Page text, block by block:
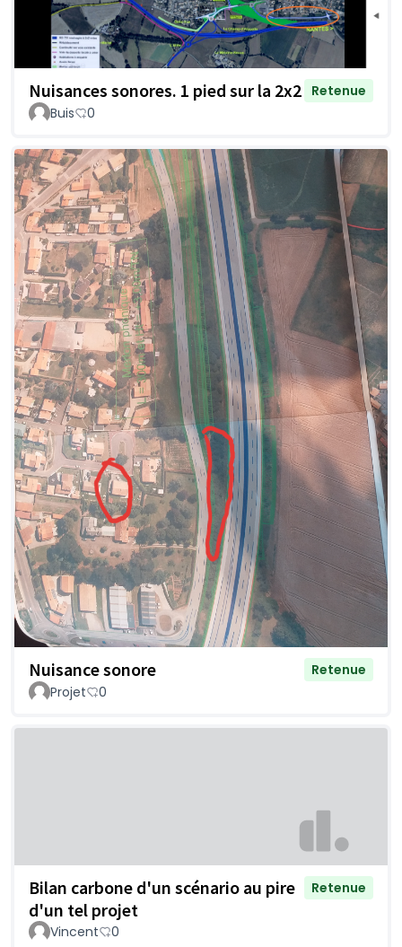
Nuisances sonores. 1 pied sur la 2x2 Retenue
Buis
0
Nuisance sonore
Retenue
Projet
0
Bilan carbone d'un scénario au pire
d'un tel projet
Retenue
Vincent 0